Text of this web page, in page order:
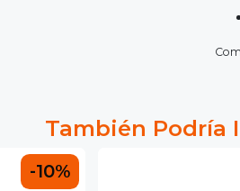
También Podría
-10%